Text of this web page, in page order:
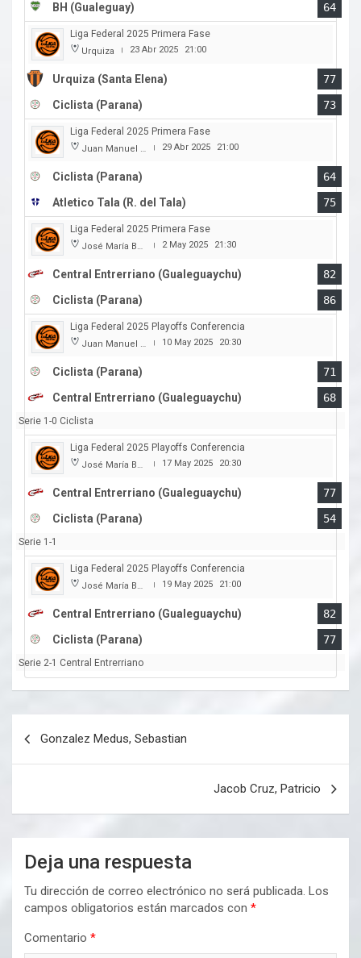
BH (Gualeguay)
64
Liga Federal 2025 Primera Fase
Urquiza | 23 Abr 2025 21:00
Urquiza (Santa Elena)
77
Ciclista (Parana)
73
Liga Federal 2025 Primera Fase
Juan Manuel A. Baglietto | 29 Abr 2025 21:00
Ciclista (Parana)
64
Atletico Tala (R. del Tala)
75
Liga Federal 2025 Primera Fase
José María Bertora | 2 May 2025 21:30
Central Entrerriano (Gualeguaychu)
82
Ciclista (Parana)
86
Liga Federal 2025 Playoffs Conferencia
Juan Manuel A. Baglietto | 10 May 2025 20:30
Ciclista (Parana)
71
Central Entrerriano (Gualeguaychu)
68
Serie 1-0 Ciclista
Liga Federal 2025 Playoffs Conferencia
José María Bertora | 17 May 2025 20:30
Central Entrerriano (Gualeguaychu)
77
Ciclista (Parana)
54
Serie 1-1
Liga Federal 2025 Playoffs Conferencia
José María Bertora | 19 May 2025 21:00
Central Entrerriano (Gualeguaychu)
82
Ciclista (Parana)
77
Serie 2-1 Central Entrerriano
Gonzalez Medus, Sebastian
Jacob Cruz, Patricio
Deja una respuesta
Tu dirección de correo electrónico no será publicada. Los
campos obligatorios están marcados con *
Comentario *